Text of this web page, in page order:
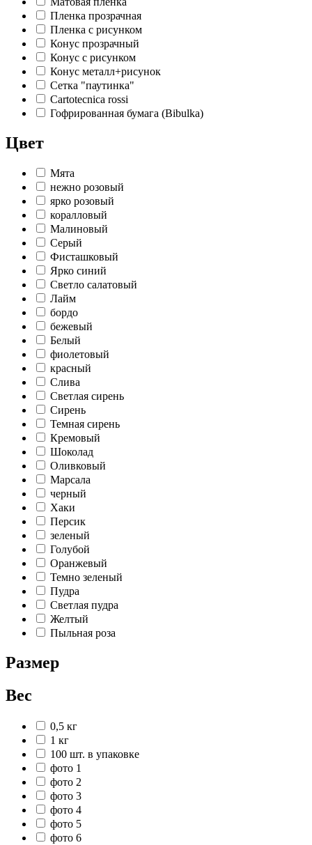
Пленка прозрачная
Пленка с рисунком
Конус прозрачный
Конус с рисунком
Конус металл+рисунок
Сетка "паутинка"
Cartotecnica rossi
Гофрированная бумага (Bibulka)
Цвет
Мята
нежно розовый
ярко розовый
коралловый
Малиновый
Серый
Фисташковый
Ярко синий
Светло салатовый
Лайм
бордо
бежевый
Белый
фиолетовый
красный
Слива
Светлая сирень
Сирень
Темная сирень
Кремовый
Шоколад
Оливковый
Марсала
черный
Хаки
Персик
зеленый
Голубой
Оранжевый
Темно зеленый
Пудра
Светлая пудра
Желтый
Пыльная роза
Размер
Вес
0,5 кг
1 кг
100 шт. в упаковке
фото 1
фото 2
фото 3
фото 4
фото 5
фото 6